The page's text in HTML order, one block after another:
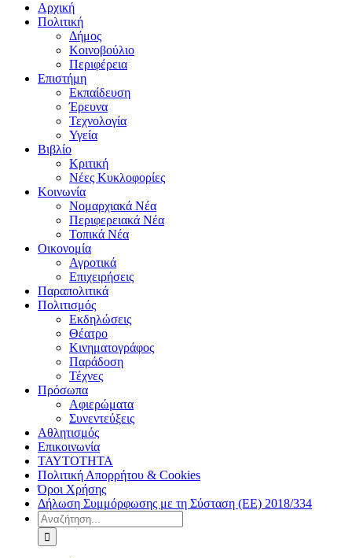
Αρχική
Πολιτική
Δήμος
Κοινοβούλιο
Περιφέρεια
Επιστήμη
Εκπαίδευση
Έρευνα
Τεχνολογία
Υγεία
Βιβλίο
Κριτική
Νέες Κυκλοφορίες
Κοινωνία
Νομαρχιακά Νέα
Περιφερειακά Νέα
Τοπικά Νέα
Οικονομία
Αγροτικά
Επιχειρήσεις
Παραπολιτικά
Πολιτισμός
Εκδηλώσεις
Θέατρο
Κινηματογράφος
Παράδοση
Τέχνες
Πρόσωπα
Αφιερώματα
Συνεντεύξεις
Αθλητισμός
Επικοινωνία
ΤΑΥΤΟΤΗΤΑ
Πολιτική Απορρήτου & Cookies
Όροι Χρήσης
Δήλωση Συμμόρφωσης με τη Σύσταση (ΕΕ) 2018/334
Αναζήτηση
για: